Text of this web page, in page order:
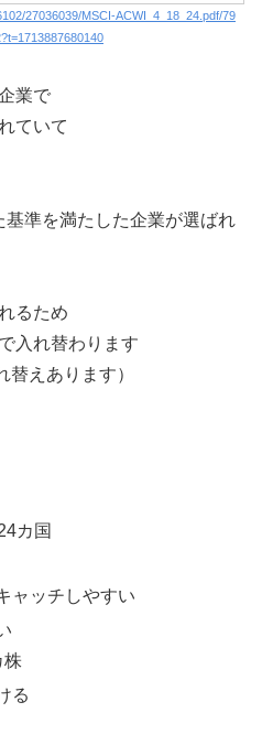
27036039/MSCI-ACWI_4_18_24.pdf/79
業で
ていて
準を満たした企業が選ばれ
るため
入れ替わります
替えあります）
カ国
ャッチしやすい
株
る